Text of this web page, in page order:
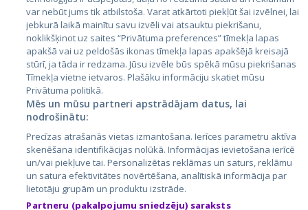
City24.lv
City24.ee
GetaPro.lv
GetaPro.ee
Skelbiu.lt
CVbankas.lt
Kainos.lt
Paslaugos.lt
auto24.ee
var nebūt jums tik atbilstoša. Varat atkārtoti piekļūt šai izvēlnei, lai
jebkurā laikā mainītu savu izvēli vai atsauktu piekrišanu,
noklikšķinot uz saites “Privātuma preferences” tīmekļa lapas
apakšā vai uz peldošās ikonas tīmekļa lapas apakšējā kreisajā
stūrī, ja tāda ir redzama. Jūsu izvēle būs spēkā mūsu piekrišanas
Tīmekļa vietne ietvaros. Plašāku informāciju skatiet mūsu
Privātuma politikā.
Mēs un mūsu partneri apstrādājam datus, lai
nodrošinātu:
Precīzas atrašanās vietas izmantošana. Ierīces parametru aktīva
skenēšana identifikācijas nolūkā. Informācijas ievietošana ierīcē
un/vai piekļuve tai. Personalizētas reklāmas un saturs, reklāmu
un satura efektivitātes novērtēšana, analītiskā informācija par
lietotāju grupām un produktu izstrāde.
Partneru (pakalpojumu sniedzēju) saraksts